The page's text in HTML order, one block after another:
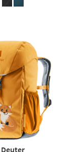
Deuter